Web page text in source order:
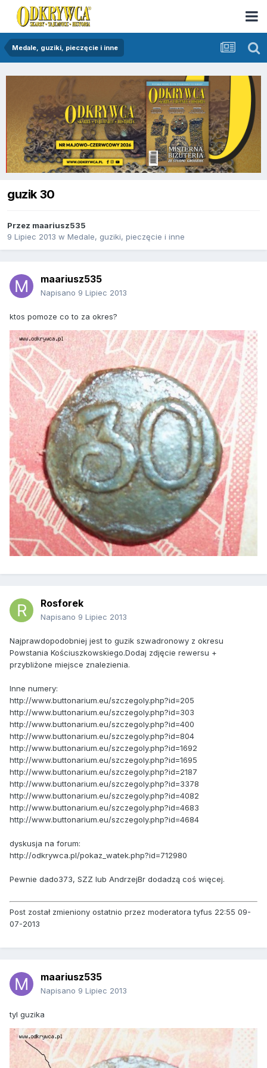
Medale, guziki, pieczęcie i inne
guzik 30
Przez maariusz535
9 Lipiec 2013 w Medale, guziki, pieczęcie i inne
maariusz535
Napisano 9 Lipiec 2013
ktos pomoze co to za okres?
Rosforek
Napisano 9 Lipiec 2013
Najprawdopodobniej jest to guzik szwadronowy z okresu
Powstania Kościuszkowskiego.Dodaj zdjęcie rewersu +
przybliżone miejsce znalezienia.
Inne numery:
http://www.buttonarium.eu/szczegoly.php?id=205
http://www.buttonarium.eu/szczegoly.php?id=303
http://www.buttonarium.eu/szczegoly.php?id=400
http://www.buttonarium.eu/szczegoly.php?id=804
http://www.buttonarium.eu/szczegoly.php?id=1692
http://www.buttonarium.eu/szczegoly.php?id=1695
http://www.buttonarium.eu/szczegoly.php?id=2187
http://www.buttonarium.eu/szczegoly.php?id=3378
http://www.buttonarium.eu/szczegoly.php?id=4082
http://www.buttonarium.eu/szczegoly.php?id=4683
http://www.buttonarium.eu/szczegoly.php?id=4684
dyskusja na forum:
http://odkrywca.pl/pokaz_watek.php?id=712980
Pewnie dado373, SZZ lub AndrzejBr dodadzą coś więcej.
Post został zmieniony ostatnio przez moderatora tyfus 22:55 09-
07-2013
maariusz535
Napisano 9 Lipiec 2013
tyl guzika